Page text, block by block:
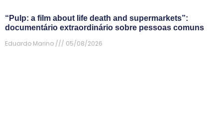
“Pulp: a film about life death and supermarkets”:
documentário extraordinário sobre pessoas comuns
Eduardo Marino
05/08/2026